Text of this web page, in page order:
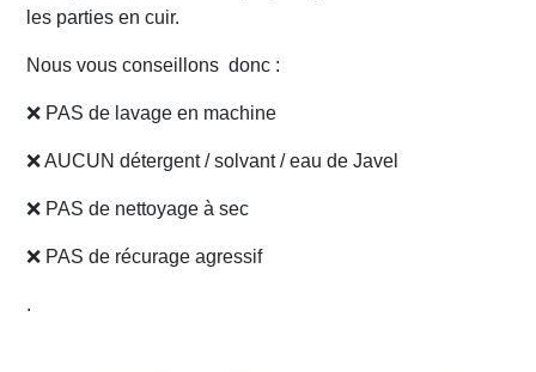
les parties en cuir.
Nous vous conseillons donc :
❌ PAS de lavage en machine
❌ AUCUN détergent / solvant / eau de Javel
❌ PAS de nettoyage à sec
❌ PAS de récurage agressif
.